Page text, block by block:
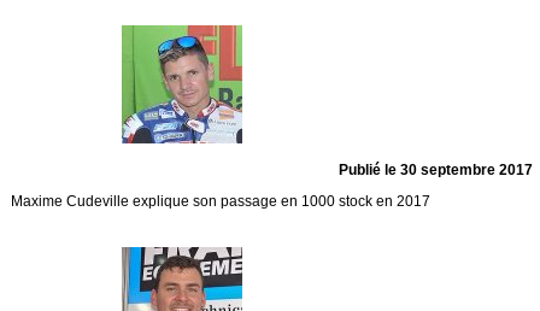
Publié le 30 septembre 2017
Maxime Cudeville explique son passage en 1000 stock en 2017